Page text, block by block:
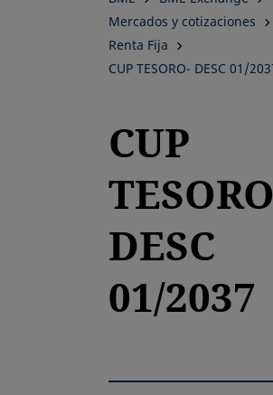
Mercados y cotizaciones
Renta Fija
CUP TESORO- DESC 01/
CUP
DESC
01/2037